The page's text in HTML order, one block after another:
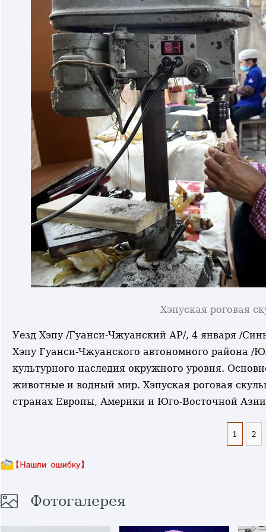
Хэпуская роговая
Уезд Хэпу /Гуанси-Чжуанский АР/, 4 января /
Хэпу Гуанси-Чжуанского автономного района
культурного наследия окружного уровня.
животные и водный мир. Хэпуская роговая
странах Европы, Америки и Юго-Восточной
1 2
Фотогалерея